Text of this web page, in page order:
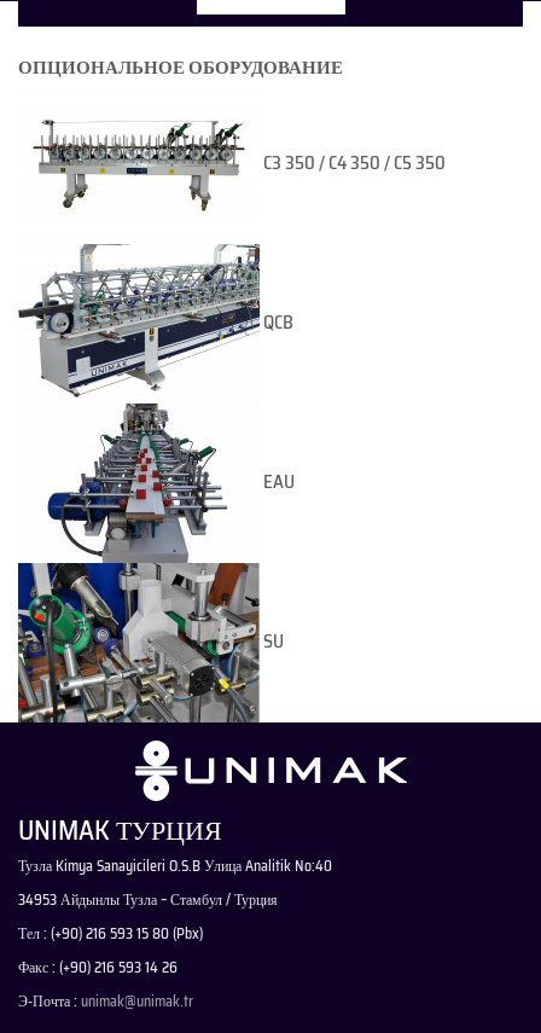
ОПЦИОНАЛЬНОЕ ОБОРУДОВАНИЕ
C3 350 / C4 350 / C5 350
QCB
EAU
SU
UNIMAK ТУРЦИЯ
Тузла Kimya Sanayicileri O.S.B Улица Analitik No:40
34953 Айдынлы Тузла – Стамбул / Турция
Тел : (+90) 216 593 15 80 (Pbx)
Факс : (+90) 216 593 14 26
Э-Почта : unimak@unimak.tr